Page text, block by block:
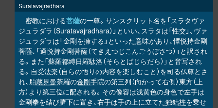
Suratavajradhara
密教における菩薩の一尊。サンスクリット名を「スラタヴァ
ジュラダラ（Suratavajradhara）」といい、スラタは「性交」、ヴァ
ジュラダラは「金剛を擁する」といった意味があり、懌悦持金剛
菩薩、「適悦持金剛菩薩（てきえつじこんごうぼさつ）」と訳され
る。また「蘇羅都縛日羅駄洛（そらとばじらだら）」と音写され
る。自受法楽（自らの悟りの内容を楽しむこと）を司る仏尊とさ
れ、 胎蔵界曼荼羅の金剛手院の第三列（向かって右側）東方（上
方）より第三位に配される。その像容は浅黄色の身色で左手は
金剛拳を結び臍下に置き、右手は手の上に立てた独鈷杵を乗せ